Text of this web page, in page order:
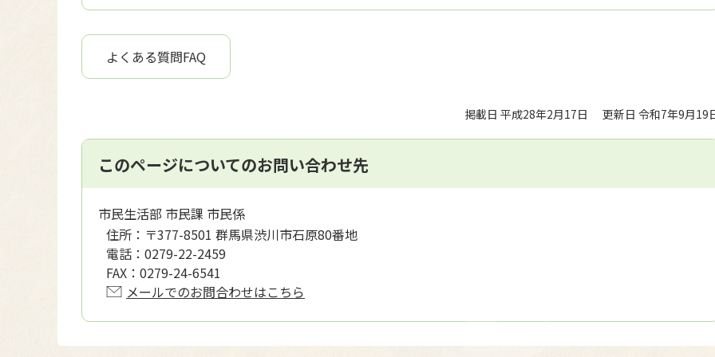
よくある質問FAQ
掲載日 平成28年2月17日 更新日 令和7年9月19
このページについてのお問い合わせ先
市民生活部 市民課 市民係
住所： 〒377-8501 群馬県渋川市石原80番地
電話： 0279-22-2459
FAX： 0279-24-6541
メールでのお問合わせはこちら